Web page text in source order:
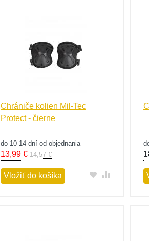
Chrániče kolien Mil-Tec
Protect - čierne
do 10-14 dní od objednania
13,99€ 14,57 €
Vložiť do košíka